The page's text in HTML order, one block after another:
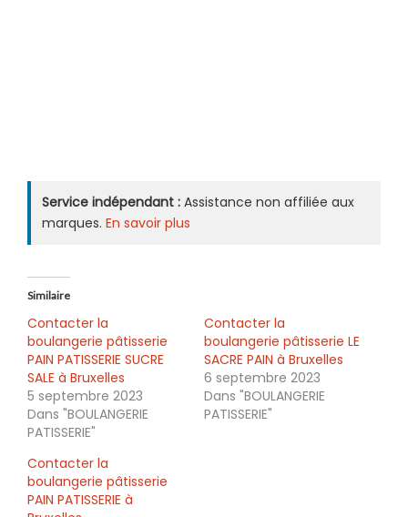
Service indépendant : Assistance non affiliée aux
marques. En savoir plus
Similaire
Contacter la
boulangerie pâtisserie
PAIN PATISSERIE SUCRE
SALE à Bruxelles
5 septembre 2023
Dans "BOULANGERIE
PATISSERIE"
Contacter la
boulangerie pâtisserie LE
SACRE PAIN à Bruxelles
6 septembre 2023
Dans "BOULANGERIE
PATISSERIE"
Contacter la
boulangerie pâtisserie
PAIN PATISSERIE à